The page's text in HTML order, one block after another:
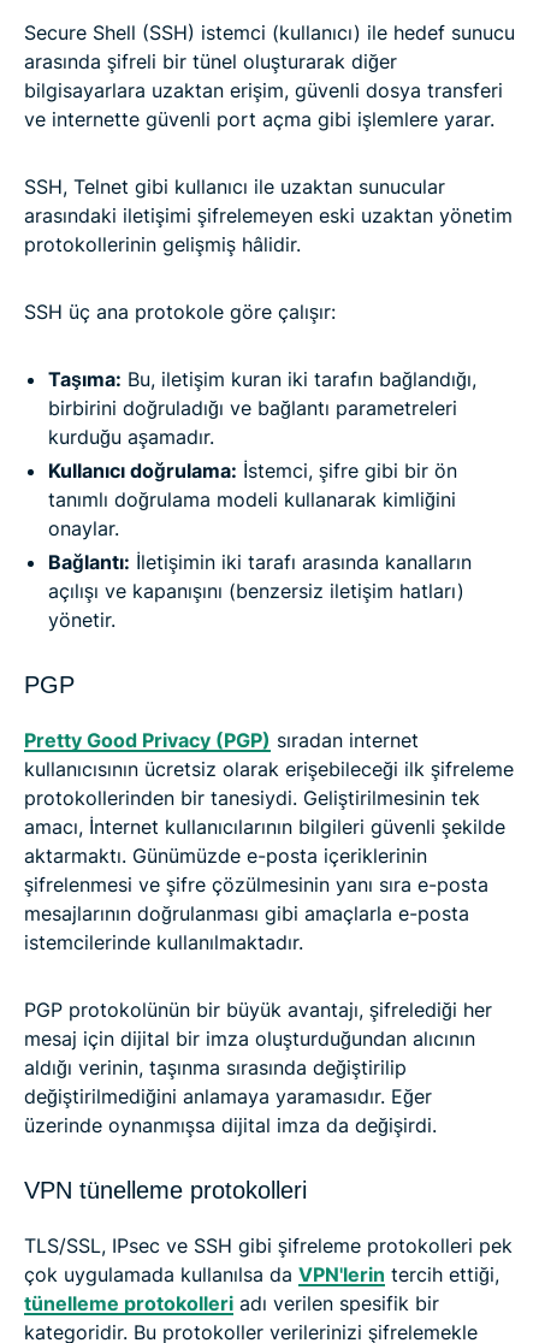
Secure Shell (SSH) istemci (kullanıcı) ile hedef sunucu
arasında şifreli bir tünel oluşturarak diğer
bilgisayarlara uzaktan erişim, güvenli dosya transferi
ve internette güvenli port açma gibi işlemlere yarar.
SSH, Telnet gibi kullanıcı ile uzaktan sunucular
arasındaki iletişimi şifrelemeyen eski uzaktan yönetim
protokollerinin gelişmiş hâlidir.
SSH üç ana protokole göre çalışır:
Taşıma: Bu, iletişim kuran iki tarafın bağlandığı,
birbirini doğruladığı ve bağlantı parametreleri
kurduğu aşamadır.
Kullanıcı doğrulama: İstemci, şifre gibi bir ön
tanımlı doğrulama modeli kullanarak kimliğini
onaylar.
Bağlantı: İletişimin iki tarafı arasında kanalların
açılışı ve kapanışını (benzersiz iletişim hatları)
yönetir.
PGP
Pretty Good Privacy (PGP) sıradan internet
kullanıcısının ücretsiz olarak erişebileceği ilk şifreleme
protokollerinden bir tanesiydi. Geliştirilmesinin tek
amacı, İnternet kullanıcılarının bilgileri güvenli şekilde
aktarmaktı. Günümüzde e-posta içeriklerinin
şifrelenmesi ve şifre çözülmesinin yanı sıra e-posta
mesajlarının doğrulanması gibi amaçlarla e-posta
istemcilerinde kullanılmaktadır.
PGP protokolünün bir büyük avantajı, şifrelediği her
mesaj için dijital bir imza oluşturduğundan alıcının
aldığı verinin, taşınma sırasında değiştirilip
değiştirilmediğini anlamaya yaramasıdır. Eğer
üzerinde oynanmışsa dijital imza da değişirdi.
VPN tünelleme protokolleri
TLS/SSL, IPsec ve SSH gibi şifreleme protokolleri pek
çok uygulamada kullanılsa da VPN'lerin tercih ettiği,
tünelleme protokolleri adı verilen spesifik bir
kategoridir. Bu protokoller verilerinizi şifrelemekle